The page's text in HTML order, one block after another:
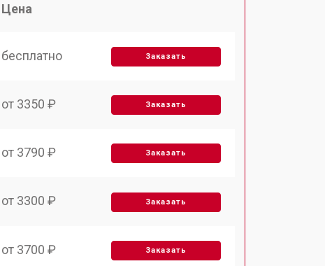
Цена
бесплатно Заказать
от 3350 ₽ Заказать
от 3790 ₽ Заказать
от 3300 ₽ Заказать
от 3700 ₽ Заказать